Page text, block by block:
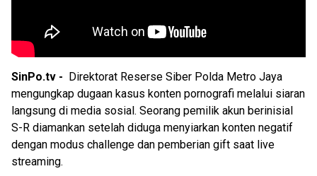
SinPo.tv -
Direktorat Reserse Siber Polda Metro Jaya
mengungkap dugaan kasus konten pornografi melalui siaran
langsung di media sosial. Seorang pemilik akun berinisial
S-R diamankan setelah diduga menyiarkan konten negatif
dengan modus challenge dan pemberian gift saat live
streaming.